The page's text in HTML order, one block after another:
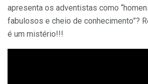
apresenta os adventistas como
fabulosos e cheio de conhecimento”?
é um mistério!!!